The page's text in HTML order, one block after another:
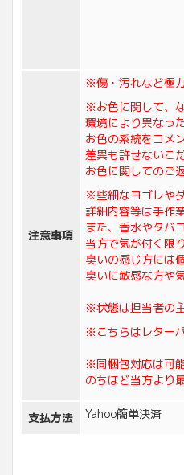
注意事項
※傷・汚れなど極
※お色に関して、
環境により異なっ
お色の系統をコメ
差異も許せないこ
お色に関してのご
※些細なヨゴレや
詳細内容等は手作
また、香水やタバ
当方で気が付く限
臭いの感じ方には
臭いに敏感な方や
※状態は担当者の
※こちらはレター
※同梱包対応は可能
のちほど当方より
支払方法 Yahoo簡単決済